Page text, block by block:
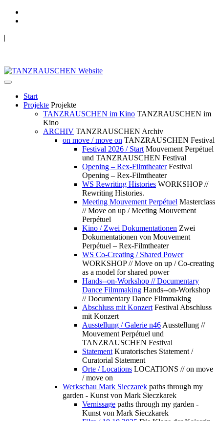
|
Start
Projekte Projekte
TANZRAUSCHEN im Kino TANZRAUSCHEN im
Kino
ARCHIV TANZRAUSCHEN Archiv
on move / move on TANZRAUSCHEN Festival
Festival 2026 / Start Mouvement Perpétuel
und TANZRAUSCHEN Festival
Opening – Rex-Filmtheater Festival
Opening – Rex-Filmtheater
WS Rewriting Histories WORKSHOP //
Rewriting Histories.
Meeting Mouvement Perpétuel Masterclass
// Move on up / Meeting Mouvement
Perpétuel
Kino / Zwei Dokumentationen Zwei
Dokumentationen von Mouvement
Perpétuel – Rex-Filmtheater
WS Co-Creating / Shared Power
WORKSHOP // Move on up / Co-creating
as a model for shared power
Hands--on-Workshop // Documentary
Dance Filmmaking Hands--on-Workshop
// Documentary Dance Filmmaking
Abschluss mit Konzert Festival Abschluss
mit Konzert
Ausstellung / Galerie n46 Ausstellung //
Mouvement Perpétuel und
TANZRAUSCHEN Festival
Statement Kuratorisches Statement /
Curatorial Statement
Orte / Locations LOCATIONS // on move
/ move on
Werkschau Mark Sieczarek paths through my
garden - Kunst von Mark Sieczkarek
Vernissage paths through my garden -
Kunst von Mark Sieczkarek